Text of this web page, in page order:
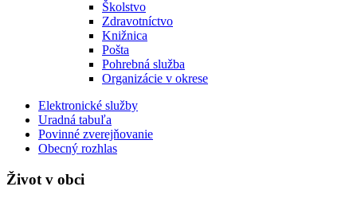
Školstvo
Zdravotníctvo
Knižnica
Pošta
Pohrebná služba
Organizácie v okrese
Elektronické služby
Uradná tabuľa
Povinné zverejňovanie
Obecný rozhlas
Život v obci